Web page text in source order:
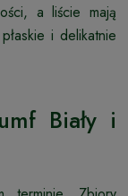
a liście mają
i delikatnie
Biały i